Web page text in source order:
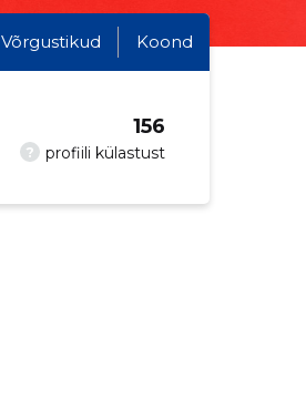
Võrgustikud Koond
? profiili külastust
156